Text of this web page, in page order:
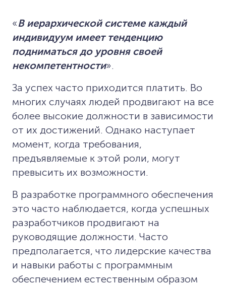
«В иерархической системе каждый
индивидуум имеет тенденцию
подниматься до уровня своей
некомпетентности».
За успех часто приходится платить. Во
многих случаях людей продвигают на все
более высокие должности в зависимости
от их достижений. Однако наступает
момент, когда требования,
предъявляемые к этой роли, могут
превысить их возможности.
В разработке программного обеспечения
это часто наблюдается, когда успешных
разработчиков продвигают на
руководящие должности. Часто
предполагается, что лидерские качества
и навыки работы с программным
обеспечением естественным образом